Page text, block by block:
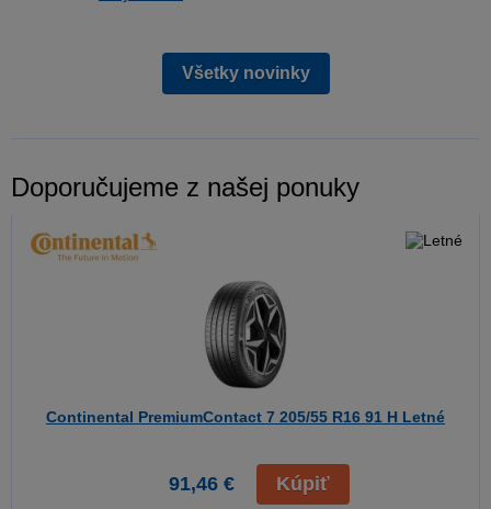
Všetky novinky
Doporučujeme z našej ponuky
Continental PremiumContact 7 205/55 R16 91 H Letné
91,46 € Kúpiť